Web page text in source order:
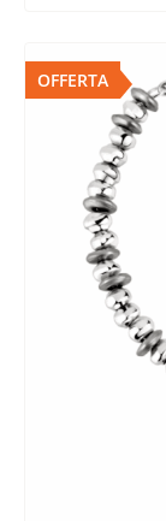
OFFERTA